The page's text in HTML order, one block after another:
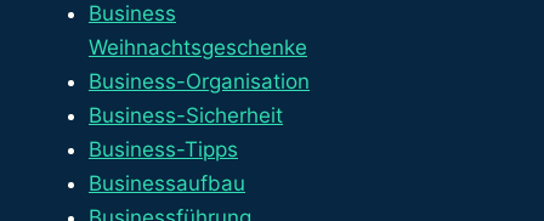
Business
Weihnachtsgeschenke
Business-Organisation
Business-Sicherheit
Business-Tipps
Businessaufbau